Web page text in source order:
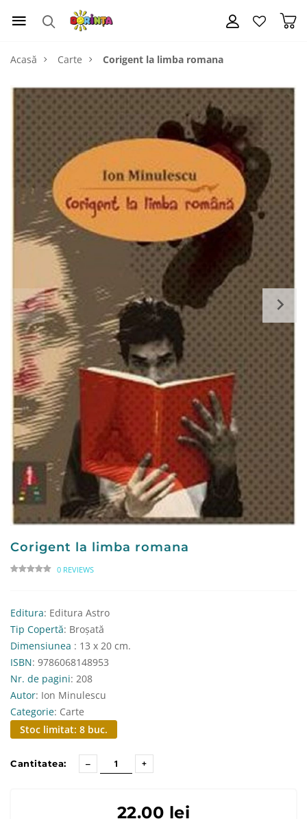
Acasă Carte Corigent la limba romana
Corigent la limba romana
0 REVIEWS
Editura: Editura Astro
Tip Copertă: Broșată
Dimensiunea : 13 x 20 cm.
ISBN: 9786068148953
Nr. de pagini: 208
Autor: Ion Minulescu
Categorie: Carte
Stoc limitat: 8 buc.
Cantitatea:
22.00 lei